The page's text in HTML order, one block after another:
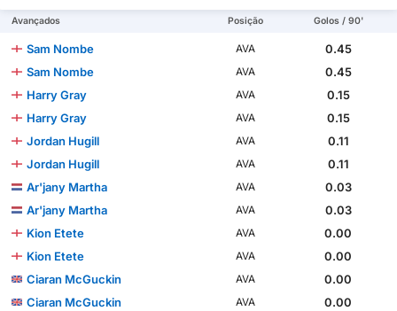
Avançados Posição Golos / 90'
Sam Nombe AVA
0.45
Sam Nombe
AVA
0.45
Harry Gray
AVA
0.15
Harry Gray
AVA
0.15
Jordan Hugill
AVA
0.11
Jordan Hugill
AVA
0.11
Ar'jany Martha
AVA
0.03
Ar'jany Martha
AVA
0.03
Kion Etete
AVA
0.00
Kion Etete
AVA
0.00
Ciaran McGuckin
AVA
0.00
Ciaran McGuckin
AVA
0.00